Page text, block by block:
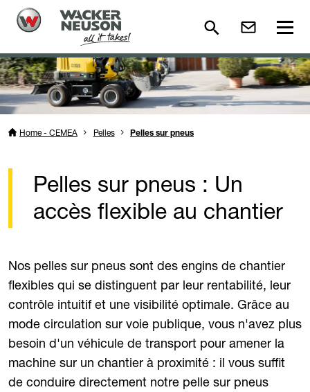
Home - CEMEA Pelles Pelles sur pneus
Pelles sur pneus : Un
accès flexible au chantier
Nos pelles sur pneus sont des engins de chantier
flexibles qui se distinguent par leur rentabilité, leur
contrôle intuitif et une visibilité optimale. Grâce au
mode circulation sur voie publique, vous n'avez plus
besoin d'un véhicule de transport pour amener la
machine sur un chantier à proximité : il vous suffit
de conduire directement notre pelle sur pneus